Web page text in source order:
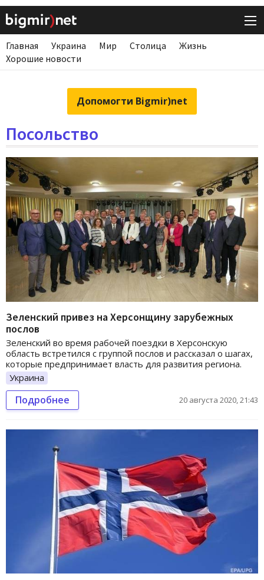
Главная Украина Мир Столица
Жизнь
Хорошие новости
Допомогти Bigmir)net
Посольство
Зеленский привез на Херсонщину зарубежных
послов
Зеленский во время рабочей поездки в Херсонскую
область встретился с группой послов и рассказал о шагах,
которые предпринимает власть для развития региона.
Украина
Подробнее 20 августа 2020, 21:43